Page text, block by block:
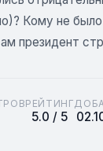
Кому не
президент
РЕЙТИНГ
5.0 / 5